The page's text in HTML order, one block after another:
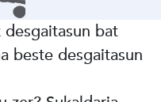
bat
beste desgaitasun